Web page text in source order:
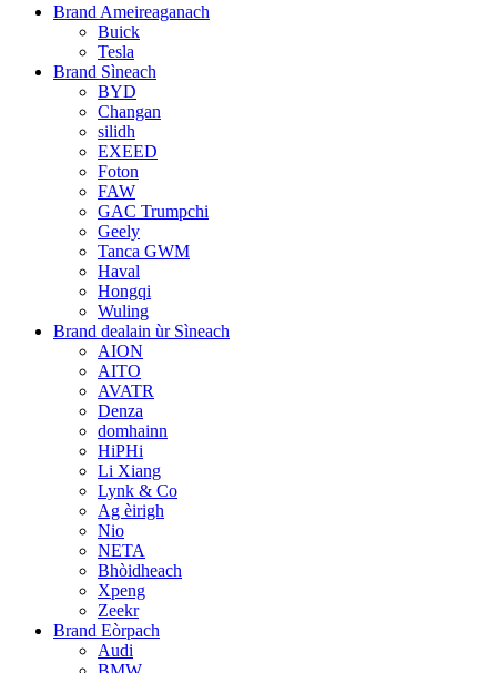
Brand Ameireaganach
Buick
Tesla
Brand Sìneach
BYD
Changan
silidh
EXEED
Foton
FAW
GAC Trumpchi
Geely
Tanca GWM
Haval
Hongqi
Wuling
Brand dealain ùr Sìneach
AION
AITO
AVATR
Denza
domhainn
HiPHi
Li Xiang
Lynk & Co
Ag èirigh
Nio
NETA
Bhòidheach
Xpeng
Zeekr
Brand Eòrpach
Audi